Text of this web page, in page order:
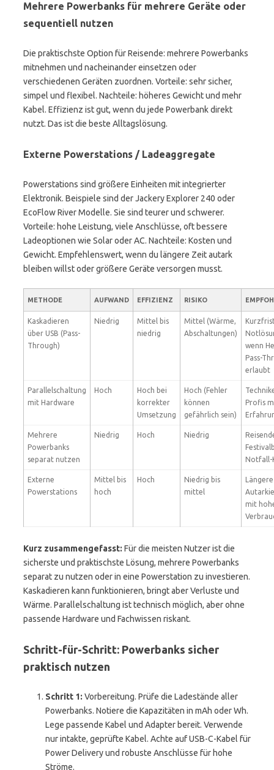
Mehrere Powerbanks für mehrere Geräte oder
sequentiell nutzen
Die praktischste Option für Reisende: mehrere Powerbanks
mitnehmen und nacheinander einsetzen oder
verschiedenen Geräten zuordnen. Vorteile: sehr sicher,
simpel und flexibel. Nachteile: höheres Gewicht und mehr
Kabel. Effizienz ist gut, wenn du jede Powerbank direkt
nutzt. Das ist die beste Alltagslösung.
Externe Powerstations / Ladeaggregate
Powerstations sind größere Einheiten mit integrierter
Elektronik. Beispiele sind der Jackery Explorer 240 oder
EcoFlow River Modelle. Sie sind teurer und schwerer.
Vorteile: hohe Leistung, viele Anschlüsse, oft bessere
Ladeoptionen wie Solar oder AC. Nachteile: Kosten und
Gewicht. Empfehlenswert, wenn du längere Zeit autark
bleiben willst oder größere Geräte versorgen musst.
METHODE AUFWAND EFFIZIENZ RISIKO
Kaskadieren
über USB (Pass-
Through)
Niedrig
Mittel bis
niedrig
Mittel (Wärme,
Abschaltungen)
wenn
Pass-
erlaubt
Parallelschaltung
mit Hardware
Hoch
Hoch bei
korrekter
Umsetzung
Hoch (Fehler
können
gefährlich sein)
Profis
Mehrere
Powerbanks
separat nutzen
Niedrig Hoch Niedrig
Notfall-
Externe
Powerstations
Mittel bis
hoch
Hoch
Niedrig bis
mittel
Längere
mit
Kurz zusammengefasst: Für die meisten Nutzer ist die
sicherste und praktischste Lösung, mehrere Powerbanks
separat zu nutzen oder in eine Powerstation zu investieren.
Kaskadieren kann funktionieren, bringt aber Verluste und
Wärme. Parallelschaltung ist technisch möglich, aber ohne
passende Hardware und Fachwissen riskant.
Schritt-für-Schritt: Powerbanks sicher
praktisch nutzen
Schritt 1: Vorbereitung. Prüfe die Ladestände aller
Powerbanks. Notiere die Kapazitäten in mAh oder Wh.
Lege passende Kabel und Adapter bereit. Verwende
nur intakte, geprüfte Kabel. Achte auf USB-C-Kabel für
Power Delivery und robuste Anschlüsse für hohe
Ströme.